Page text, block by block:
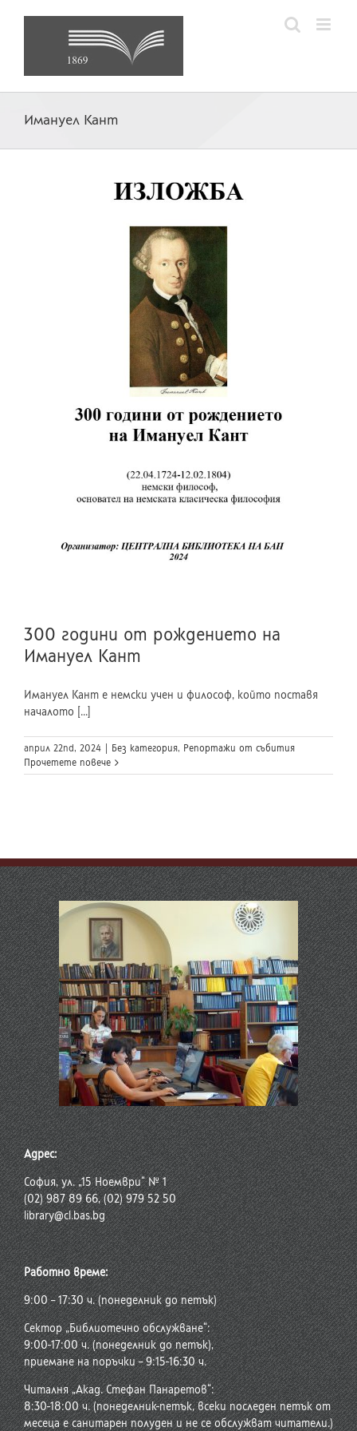
Имануел Кант
300 години от рождението на
Имануел Кант
Имануел Кант е немски учен и философ, който поставя
началото [...]
април 22nd, 2024 Без категория, Репортажи от събития
Прочетете повече
Адрес:
София, ул. „15 Ноември“ № 1
(02) 987 89 66, (02) 979 52 50
library@cl.bas.bg
Работно време:
9:00 – 17:30 ч. (понеделник до петък)
Сектор „Библиотечно обслужване“:
9:00-17:00 ч. (понеделник до петък),
приемане на поръчки – 9:15-16:30 ч.
Читалня „Акад. Стефан Панаретов“:
8:30-18:00 ч. (понеделник-петък, всеки последен петък от
месеца е санитарен полуден и не се обслужват читатели.)